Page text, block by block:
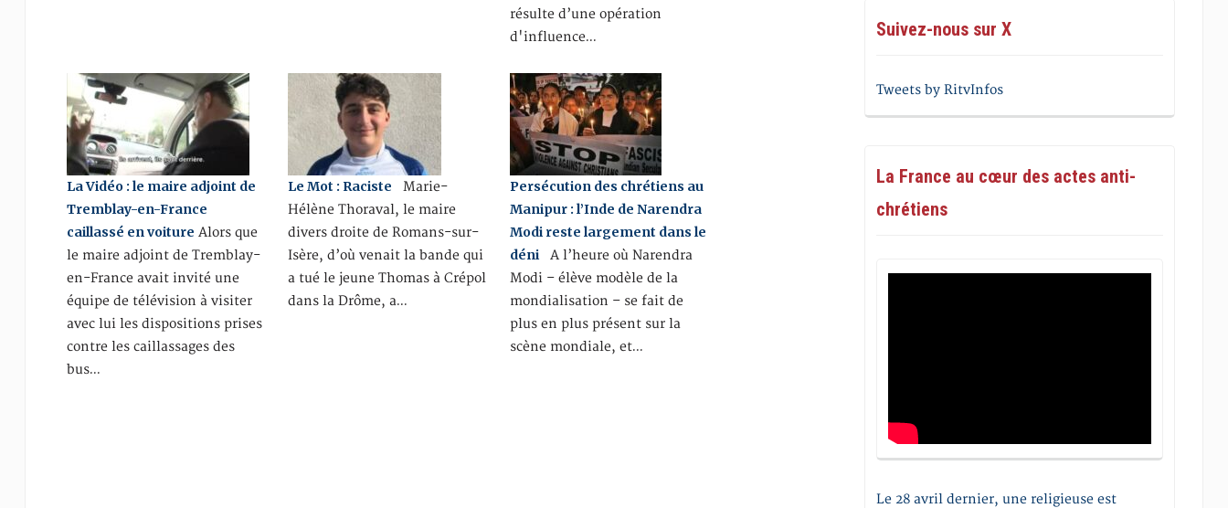
résulte d’une opération
d'influence…
La Vidéo : le maire adjoint de
Tremblay-en-France
caillassé en voiture Alors que
le maire adjoint de Tremblay-
en-France avait invité une
équipe de télévision à visiter
avec lui les dispositions prises
contre les caillassages des
bus…
Le Mot : Raciste Marie-
Hélène Thoraval, le maire
divers droite de Romans-sur-
Isère, d’où venait la bande qui
a tué le jeune Thomas à Crépol
dans la Drôme, a…
Persécution des chrétiens au
Manipur : l’Inde de Narendra
Modi reste largement dans le
déniA l’heure où Narendra
Modi – élève modèle de la
mondialisation – se fait de
plus en plus présent sur la
scène mondiale, et…
Suivez-nous sur X
Tweets by RitvInfos
La France au cœur des actes anti-
chrétiens
Le 28 avril dernier, une religieuse est